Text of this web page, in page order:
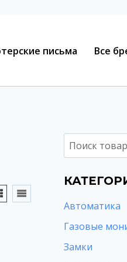
письма Все
Автоматика
Газовые
Замки